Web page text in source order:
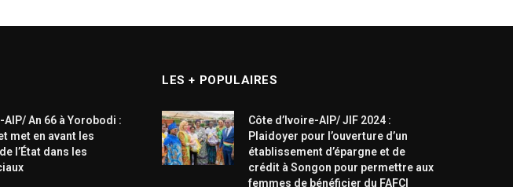
AIP/ An 66 à Yorobodi :
met en avant les
l’État dans les
LES + POPULAIRES
Côte d’Ivoire-AIP/ JIF 2024 :
Plaidoyer pour l’ouverture d’un
établissement d’épargne et de
crédit à Songon pour permettre aux
femmes de bénéficier du FAFCI